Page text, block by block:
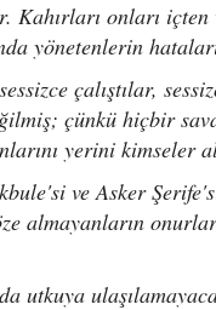
Kahırları onları
yönetenlerin
çalıştılar,
çünkü hiçbir
yerini kimseler
ve Asker
almayanların
utkuya